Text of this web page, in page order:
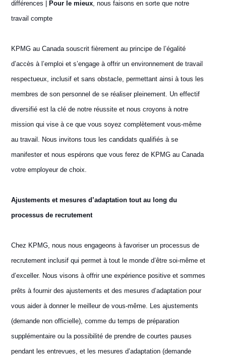
différences | Pour le mieux, nous faisons en sorte que notre
travail compte
KPMG au Canada souscrit fièrement au principe de l’égalité
d’accès à l’emploi et s’engage à offrir un environnement de travail
respectueux, inclusif et sans obstacle, permettant ainsi à tous les
membres de son personnel de se réaliser pleinement. Un effectif
diversifié est la clé de notre réussite et nous croyons à notre
mission qui vise à ce que vous soyez complètement vous-même
au travail. Nous invitons tous les candidats qualifiés à se
manifester et nous espérons que vous ferez de KPMG au Canada
votre employeur de choix.
Ajustements et mesures d’adaptation tout au long du
processus de recrutement
Chez KPMG, nous nous engageons à favoriser un processus de
recrutement inclusif qui permet à tout le monde d’être soi-même et
d’exceller. Nous visons à offrir une expérience positive et sommes
prêts à fournir des ajustements et des mesures d’adaptation pour
vous aider à donner le meilleur de vous-même. Les ajustements
(demande non officielle), comme du temps de préparation
supplémentaire ou la possibilité de prendre de courtes pauses
pendant les entrevues, et les mesures d’adaptation (demande